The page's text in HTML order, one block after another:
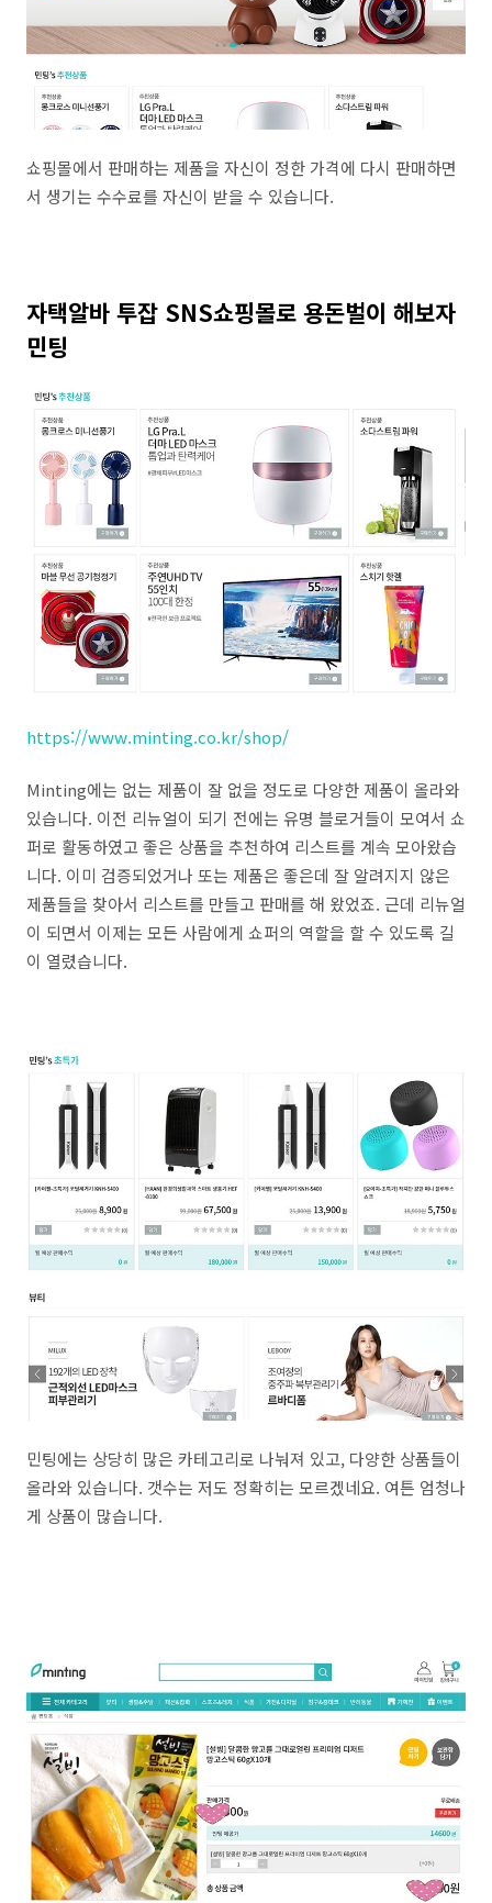
쇼핑몰에서 판매하는 제품을 자신이 정한 가격에 다시 판매하면
서 생기는 수수료를 자신이 받을 수 있습니다.
자택알바 투잡 SNS쇼핑몰로 용돈벌이 해보자
민팅
https://www.minting.co.kr/shop/
Minting에는 없는 제품이 잘 없을 정도로 다양한 제품이 올라와
있습니다. 이전 리뉴얼이 되기 전에는 유명 블로거들이 모여서 쇼
퍼로 활동하였고 좋은 상품을 추천하여 리스트를 계속 모아왔습
니다. 이미 검증되었거나 또는 제품은 좋은데 잘 알려지지 않은
제품들을 찾아서 리스트를 만들고 판매를 해 왔었죠. 근데 리뉴얼
이 되면서 이제는 모든 사람에게 쇼퍼의 역할을 할 수 있도록 길
이 열렸습니다.
민팅에는 상당히 많은 카테고리로 나눠져 있고, 다양한 상품들이
올라와 있습니다. 갯수는 저도 정확히는 모르겠네요. 여튼 엄청나
게 상품이 많습니다.